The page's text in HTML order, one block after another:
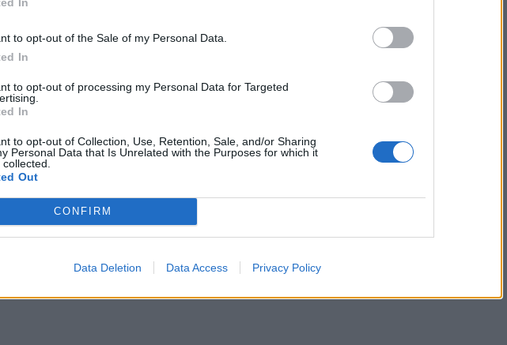
to opt-out of the Sale of my Personal Data.
In
to opt-out of processing my Personal Data for Targeted
In
to opt-out of Collection, Use, Retention, Sale, and/or Sharing
Personal Data that Is Unrelated with the Purposes for which it
Out
CONFIRM
Data Deletion Data Access Privacy Policy